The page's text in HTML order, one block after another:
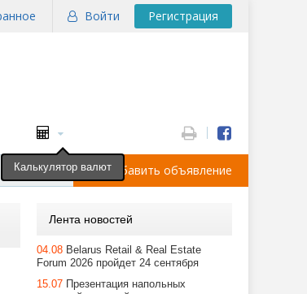
Войти Регистрация
Добавить объявление
Лента новостей
04.08 Belarus Retail & Real Estate
Forum 2026 пройдет 24 сентября
15.07 Презентация напольных
Калькулятор валют